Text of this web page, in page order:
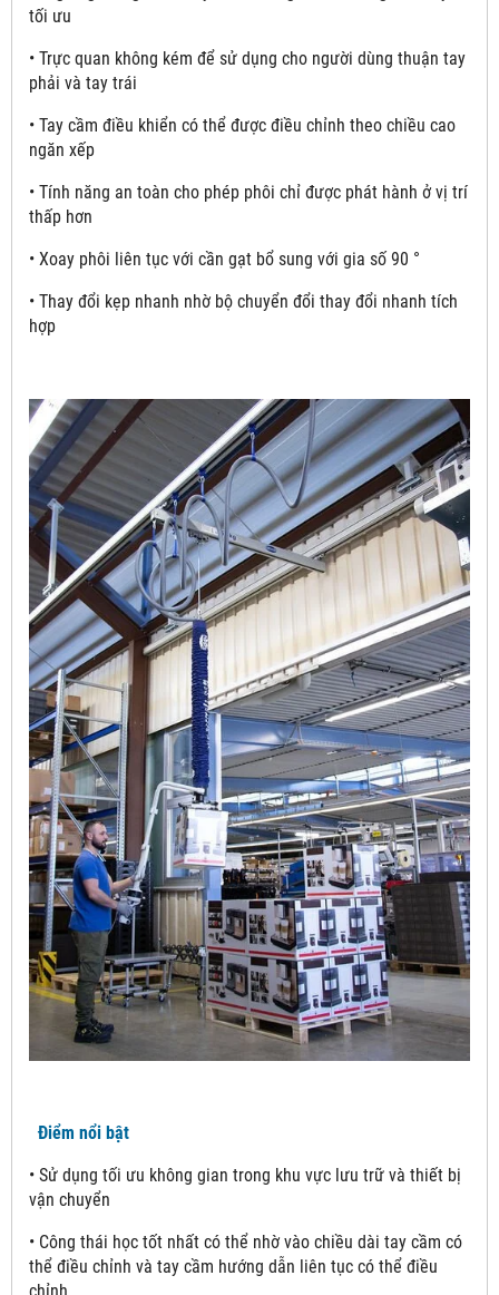
tối ưu
• Trực quan không kém để sử dụng cho người dùng thuận tay
phải và tay trái
• Tay cầm điều khiển có thể được điều chỉnh theo chiều cao
ngăn xếp
• Tính năng an toàn cho phép phôi chỉ được phát hành ở vị trí
thấp hơn
• Xoay phôi liên tục với cần gạt bổ sung với gia số 90 °
• Thay đổi kẹp nhanh nhờ bộ chuyển đổi thay đổi nhanh tích
hợp
Điểm nổi bật
• Sử dụng tối ưu không gian trong khu vực lưu trữ và thiết bị
vận chuyển
• Công thái học tốt nhất có thể nhờ vào chiều dài tay cầm có
thể điều chỉnh và tay cầm hướng dẫn liên tục có thể điều
chỉnh